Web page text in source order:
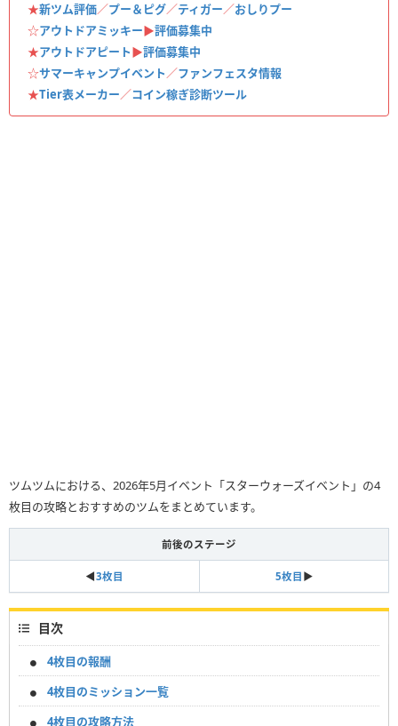
★新ツム評価／プー＆ピグ／ティガー／おしりプー
☆アウトドアミッキー▶︎評価募集中
★アウトドアピート▶︎評価募集中
☆サマーキャンプイベント／ファンフェスタ情報
★Tier表メーカー／コイン稼ぎ診断ツール
ツムツムにおける、2026年5月イベント「スターウォーズイベント」の4
枚目の攻略とおすすめのツムをまとめています。
前後のステージ
◀3枚目 5枚目 ▶
目次
4枚目の報酬
4枚目のミッション一覧
4枚目の攻略方法